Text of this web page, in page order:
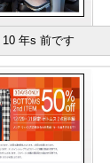
年s 前です